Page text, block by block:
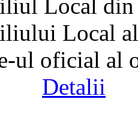
Local
Local
ul oficial al
Detalii